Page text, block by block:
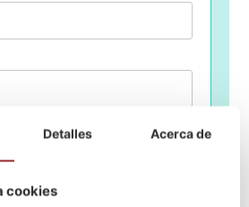
NÓS quieres estudiar?
Detalles Acerca de
cookies